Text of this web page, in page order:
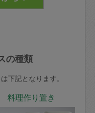
の種類
下記となります。
料理作り置き